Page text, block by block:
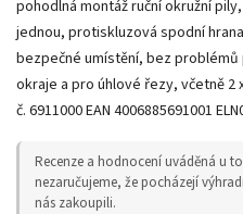
pohodlná montáž ruční okružní
jednou, protiskluzová spodní
bezpečné umístění, bez
okraje a pro úhlové řezy, včetně
č. 6911000 EAN 4006885691001
Recenze a hodnocení uváděná u
nezaručujeme, že pocházejí
nás zakoupili.